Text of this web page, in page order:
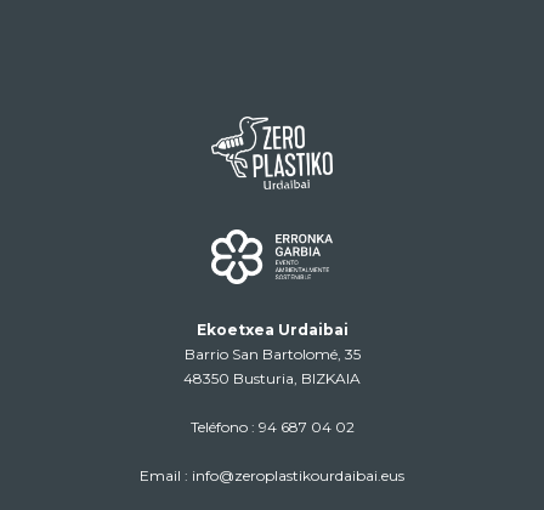
Ekoetxea Urdaibai
Barrio San Bartolomé, 35
48350 Busturia, BIZKAIA
Teléfono : 94 687 04 02
Email : info@zeroplastikourdaibai.eus